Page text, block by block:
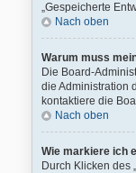
„Gespeicherte
Nach oben
Warum muss
Die Board-
die Administration
kontaktiere die
Nach oben
Wie markiere ich
Durch Klicken des